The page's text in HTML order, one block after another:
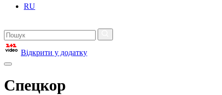
RU
Відкрити у додатку
Спецкор